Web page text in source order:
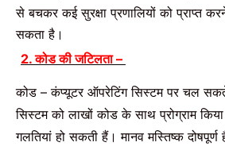
से बचकर कई सुरक्षा प्रणालियों को प्राप्त
सकता है।
2. कोड की जटिलता –
कोड – कंप्यूटर ऑपरेटिंग सिस्टम पर चल
सिस्टम को लाखों कोड के साथ प्रोग्राम किया
गलतियां हो सकती हैं। मानव मस्तिष्क दोषपूर्ण